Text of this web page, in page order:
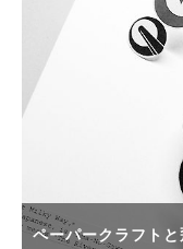
ペーパークラフト